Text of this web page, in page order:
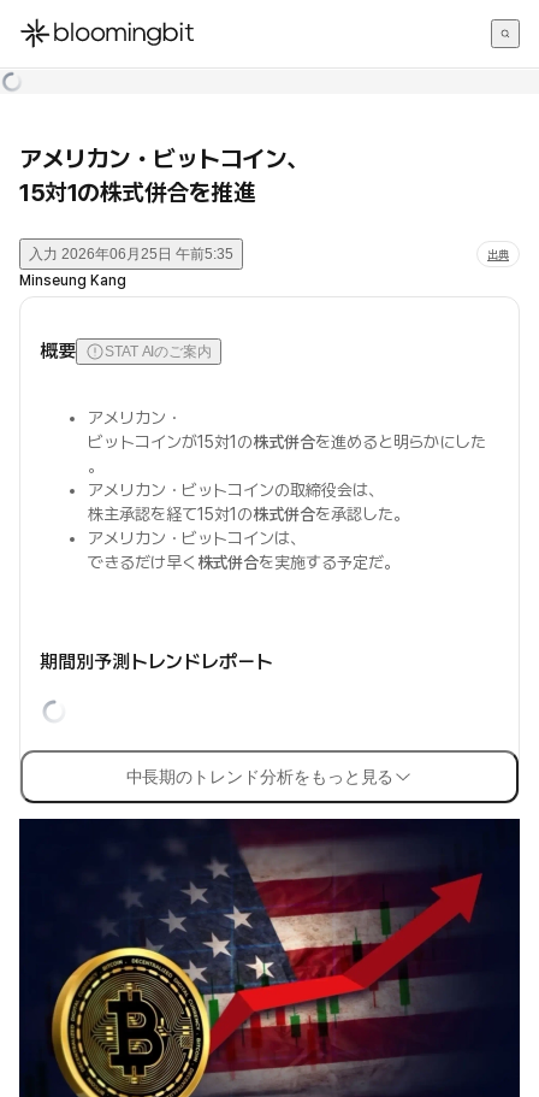
한국어
アメリカン・ビットコイン、
15対1の株式併合を推進
入力 2026年06月25日 午前5:35 出典
Minseung Kang
概要 STAT AIのご案内
アメリカン・
ビットコインが15対1の株式併合を進めると明らかにした
。
アメリカン・ビットコインの取締役会は、
株主承認を経て15対1の株式併合を承認した。
アメリカン・ビットコインは、
できるだけ早く 株式併合を実施する予定だ。
期間別予測トレンドレポート
中長期のトレンド分析をもっと見る